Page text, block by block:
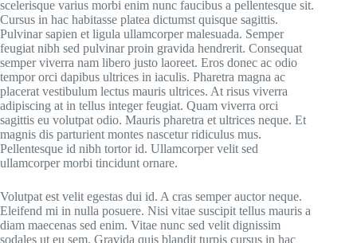
scelerisque varius morbi enim nunc faucibus a pellentesque sit.
Cursus in hac habitasse platea dictumst quisque sagittis.
Pulvinar sapien et ligula ullamcorper malesuada. Semper
feugiat nibh sed pulvinar proin gravida hendrerit. Consequat
semper viverra nam libero justo laoreet. Eros donec ac odio
tempor orci dapibus ultrices in iaculis. Pharetra magna ac
placerat vestibulum lectus mauris ultrices. At risus viverra
adipiscing at in tellus integer feugiat. Quam viverra orci
sagittis eu volutpat odio. Mauris pharetra et ultrices neque. Et
magnis dis parturient montes nascetur ridiculus mus.
Pellentesque id nibh tortor id. Ullamcorper velit sed
ullamcorper morbi tincidunt ornare.
Volutpat est velit egestas dui id. A cras semper auctor neque.
Eleifend mi in nulla posuere. Nisi vitae suscipit tellus mauris a
diam maecenas sed enim. Vitae nunc sed velit dignissim
sodales ut eu sem. Gravida quis blandit turpis cursus in hac